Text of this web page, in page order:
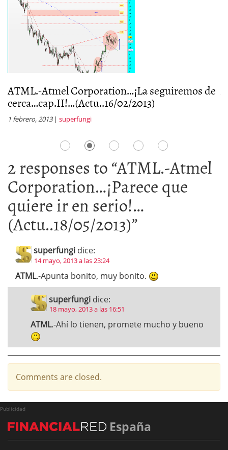
ATML.-Atmel Corporation…¡La seguiremos de
cerca…cap.II!…(Actu..16/02/2013)
1 febrero, 2013| superfungi
2 responses to “ATML.-Atmel
Corporation…¡Parece que
quiere ir en serio!…
(Actu..18/05/2013)”
superfungi dice:
14 mayo, 2013 a las 23:24
ATML.-Apunta bonito, muy bonito.
superfungi dice:
18 mayo, 2013 a las 16:51
ATML.-Ahí lo tienen, promete mucho y bueno
Comments are closed.
Publicidad
España